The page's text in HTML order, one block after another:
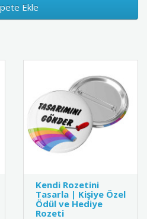
Ekle
Kendi Rozetini
Tasarla | Kişiye Özel
Ödül ve Hediye
Rozeti